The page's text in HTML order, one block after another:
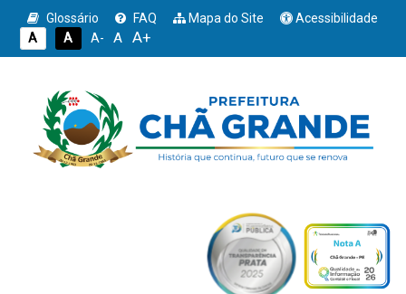
Glossário FAQ Mapa do Site
Acessibilidade
A
A A- A A+